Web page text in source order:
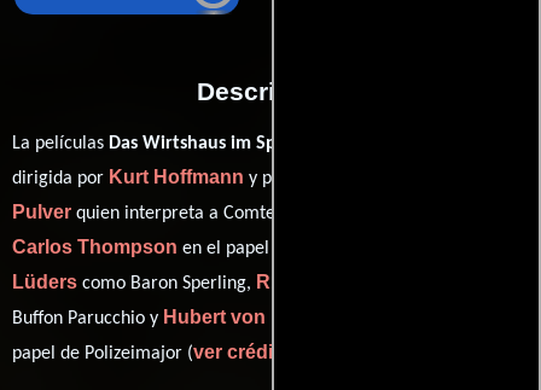
Descripción
La películas Das Wirtshaus im Spessart
dirigida por Kurt Hoffmann y protagonizada por
Pulver quien interpreta a Comtesse Franziska von Sandau,
Carlos Thompson en el papel de Räuberhauptmann,
Lüders como Baron Sperling, Rudolf Vogel
Buffon Parucchio y Hubert von Meyerinck
papel de Polizeimajor (ver créditos completos